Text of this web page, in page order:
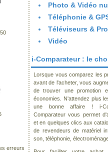
erreurs
Photo & Vidéo
Téléphonie &
Téléviseurs &
Vidéo
i-Comparateur : le
Lorsque vous comparez les
avant de l'acheter, vous
de trouver une promotion
économies. N'attendez plus
une bonne affaire ! i-
Comparateur vous permet
et en quelques clics aux
de revendeurs de matériel
son, téléphonie,